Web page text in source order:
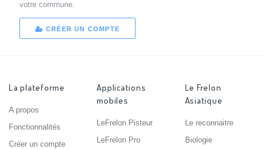
votre commune.
CRÉER UN COMPTE
La plateforme
A propos
Fonctionnalités
Créer un compte
Applications
mobiles
LeFrelon Pisteur
LeFrelon Pro
Le Frelon
Asiatique
Le reconnaitre
Biologie